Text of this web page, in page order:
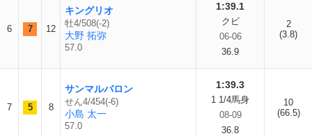
6 7 12
キングリオ
牡4/508(-2)
大野 拓弥
57.0
1:39.1
クビ
06-06
36.9
2
(3.8)
7 5 8
サンマルバロン
せん4/454(-6)
小島 太一
57.0
1:39.3
1 1/4馬身
08-09
36.8
10
(66.5)